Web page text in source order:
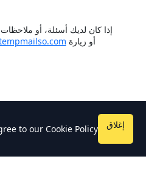
إذا كان لديك أسئلة، أو
أو زيارة
to our Cookie Policy إغلاق